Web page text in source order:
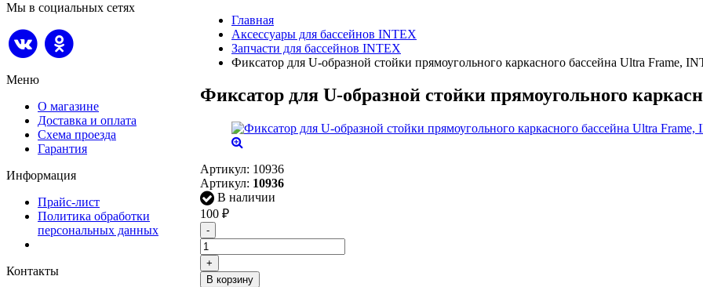
Главная
Аксессуары для бассейнов INTEX
Запчасти для бассейнов INTEX
Фиксатор для U-образной стойки прямоугольного каркасного бассейна Ultra Frame,
Фиксатор для U-образной стойки прямоугольного
Артикул: 10936
Артикул: 10936
В наличии
100 ₽
-
+
В корзину
Мы в социальных сетях
Меню
О магазине
Доставка и оплата
Схема проезда
Гарантия
Информация
Прайс-лист
Политика обработки
персональных данных
Контакты